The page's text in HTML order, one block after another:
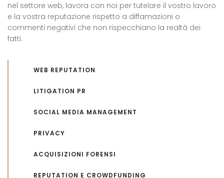
nel settore web, lavora con noi per tutelare il vostro lavoro
e la vostra reputazione rispetto a diffamazioni o
commenti negativi che non rispecchiano la realtà dei
fatti.
WEB REPUTATION
LITIGATION PR
SOCIAL MEDIA MANAGEMENT
PRIVACY
ACQUISIZIONI FORENSI
REPUTATION E CROWDFUNDING